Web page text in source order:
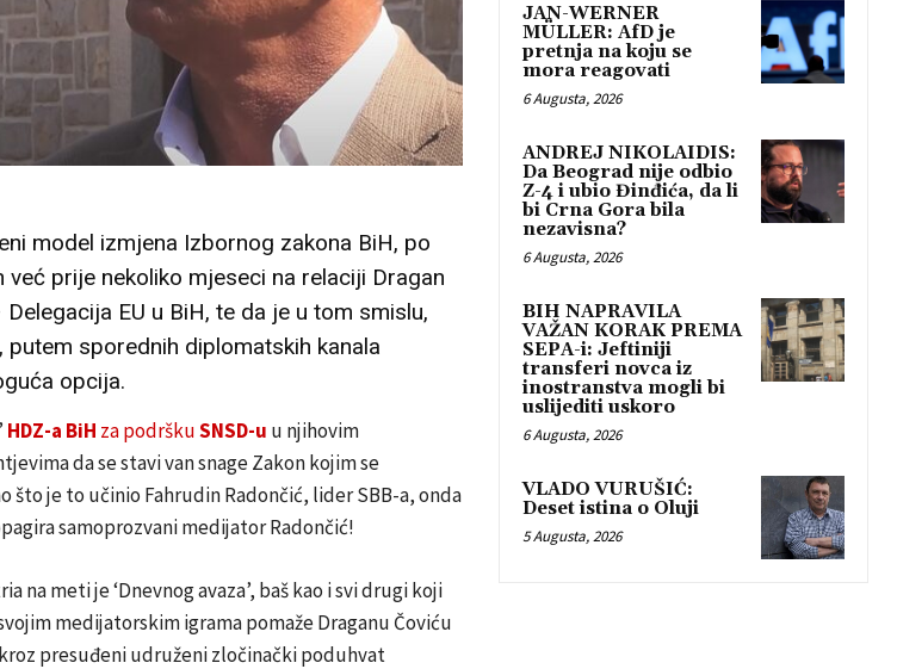
model izmjena Izbornog zakona BiH, po
prije nekoliko mjeseci na relaciji Dragan
EU u BiH, te da je u tom smislu,
sporednih diplomatskih kanala
opcija.
HDZ-a BiH za podrškuSNSD-u u njihovim
da se stavi van snage Zakon kojim se
što je to učinio Fahrudin Radončić, lider SBB-a, onda
samoprozvani medijator Radončić!
na meti je ‘Dnevnog avaza’, baš kao i svi drugi koji
medijatorskim igrama pomaže Draganu Čoviću
presuđeni udruženi zločinački poduhvat
JAN-WERNER
MÜLLER: AfD je
pretnja na koju se
mora reagovati
6 Augusta, 2026
ANDREJ NIKOLAIDIS:
Da Beograd nije odbio
Z-4 i ubio Đinđića, da li
bi Crna Gora bila
nezavisna?
6 Augusta, 2026
BIH NAPRAVILA
VAŽAN KORAK PREMA
SEPA-i: Jeftiniji
transferi novca iz
inostranstva mogli bi
uslijediti uskoro
6 Augusta, 2026
VLADO VURUŠIĆ:
Deset istina o Oluji
5 Augusta, 2026